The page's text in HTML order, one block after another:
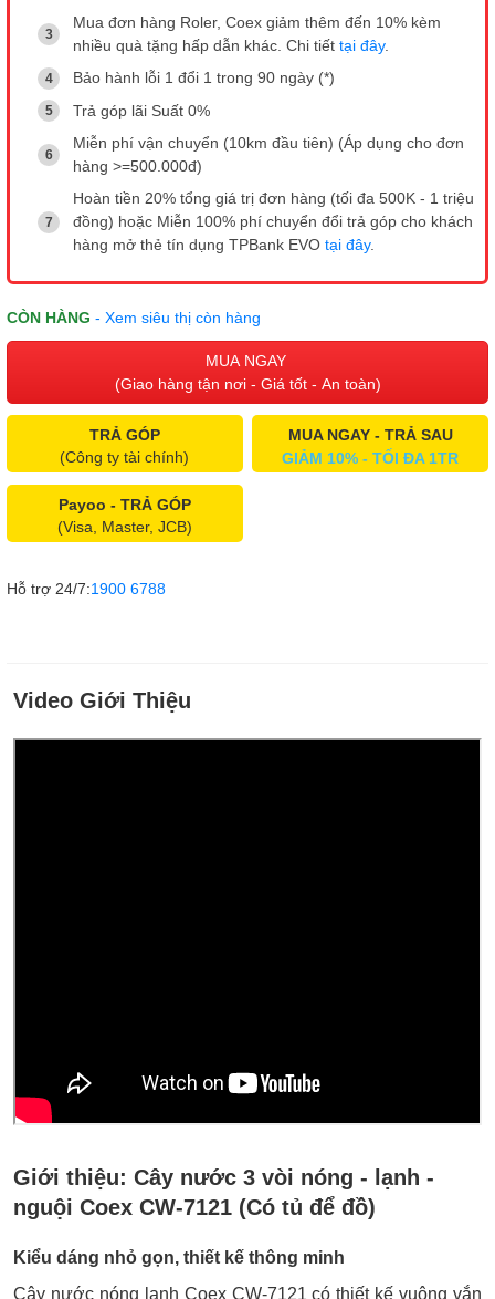
Mua đơn hàng Roler, Coex giảm thêm đến 10% kèm
nhiều quà tặng hấp dẫn khác. Chi tiết tại đây.
Bảo hành lỗi 1 đổi 1 trong 90 ngày (*)
Trả góp lãi Suất 0%
Miễn phí vận chuyển (10km đầu tiên) (Áp dụng cho đơn
hàng >=500.000đ)
Hoàn tiền 20% tổng giá trị đơn hàng (tối đa 500K - 1 triệu
đồng) hoặc Miễn 100% phí chuyển đổi trả góp cho khách
hàng mở thẻ tín dụng TPBank EVO tại đây.
CÒN HÀNG - Xem siêu thị còn hàng
MUA NGAY
(Giao hàng tận nơi - Giá tốt - An toàn)
TRẢ GÓP
(Công ty tài chính)
MUA NGAY - TRẢ SAU
GIẢM 10% - TỐI ĐA 1TR
Payoo - TRẢ GÓP
(Visa, Master, JCB)
Hỗ trợ 24/7:1900 6788
Video Giới Thiệu
Giới thiệu: Cây nước 3 vòi nóng - lạnh -
nguội Coex CW-7121 (Có tủ để đồ)
Kiểu dáng nhỏ gọn, thiết kế thông minh
Cây nước nóng lạnh Coex CW-7121 có thiết kế vuông vắn